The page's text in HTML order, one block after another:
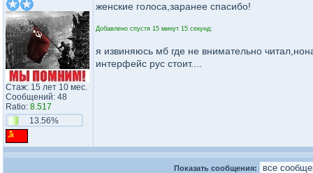
Стаж: 15 лет 10 мес.
Сообщений: 48
Ratio: 8.517
13.56%
женские голоса,заранее спасибо!
Добавлено спустя 15 минут 15 секунд:
я извиняюсь мб где не внимательно
интерфейс рус стоит....
Показать сообщения: